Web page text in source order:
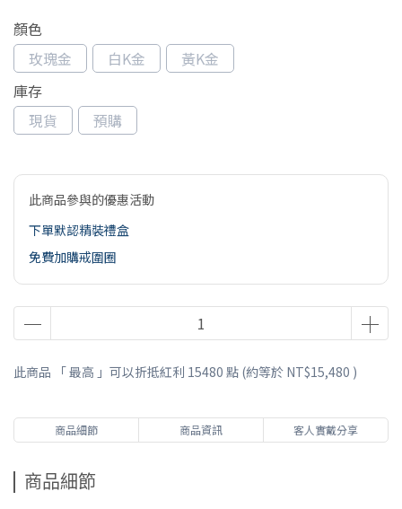
顏色
玫瑰金
白K金
黃K金
庫存
現貨
預購
此商品參與的優惠活動
下單默認精裝禮盒
免費加購戒圍圈
此商品 「 最高 」可以折抵紅利 15480 點 (約等於 NT$15,480 )
商品細節 商品資訊 客人實戴分享
商品細節